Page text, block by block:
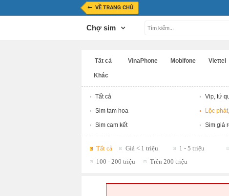
VỀ TRANG CHỦ
Chợ sim
Tất cả VinaPhone Mobifone Viettel
Khác
Tất cả Vip, tứ
Sim tam hoa Lộc
Sim cam kết Sim giá
Tất cả Giá < 1 triệu 1 - 5 triệu
100 - 200 triệu
Trên 200 triệu